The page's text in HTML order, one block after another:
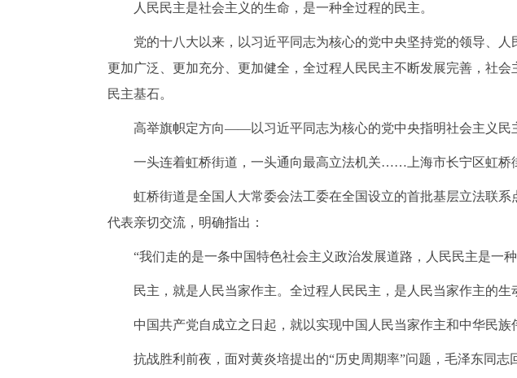
人民民主是社会主义的生命，是一种全过程的民主。
党的十八大以来，以习近平同志为核心的党中央坚持党的领导、
更加广泛、更加充分、更加健全，全过程人民民主不断发展完善，社
民主基石。
高举旗帜定方向——以习近平同志为核心的党中央指明社会主义民
一头连着虹桥街道，一头通向最高立法机关……上海市长宁区虹桥
虹桥街道是全国人大常委会法工委在全国设立的首批基层立法联系
代表亲切交流，明确指出：
“我们走的是一条中国特色社会主义政治发展道路，人民民主是一种
民主，就是人民当家作主。全过程人民民主，是人民当家作主的生
中国共产党自成立之日起，就以实现中国人民当家作主和中华民族
抗战胜利前夜，面对黄炎培提出的“历史周期率”问题，毛泽东同志